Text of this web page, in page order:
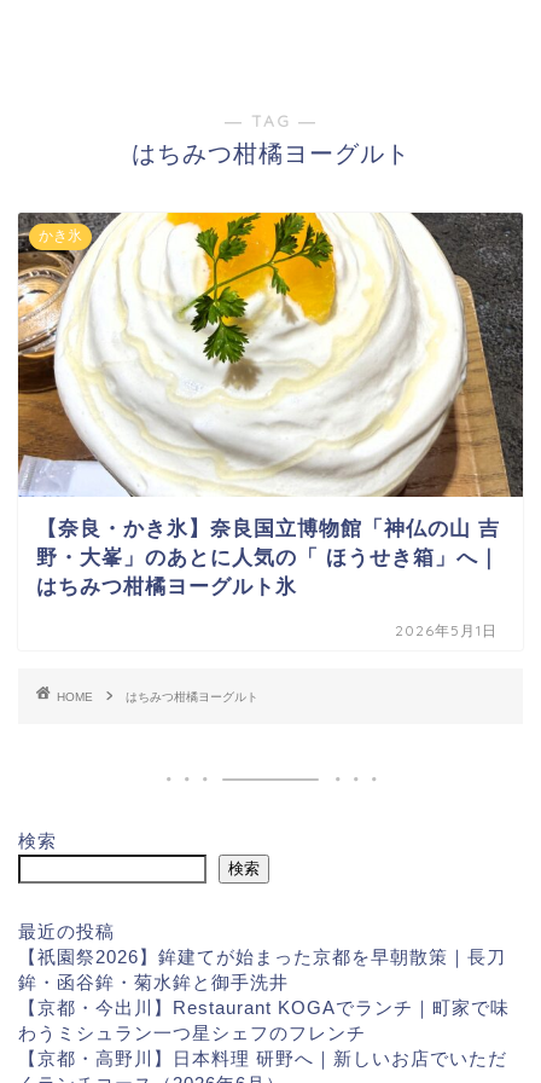
― TAG ―
はちみつ柑橘ヨーグルト
かき氷
【奈良・かき氷】奈良国立博物館「神仏の山 吉
野・大峯」のあとに人気の「 ほうせき箱」へ｜
はちみつ柑橘ヨーグルト氷
2026年5月1日
HOME はちみつ柑橘ヨーグルト
検索
検索
最近の投稿
【祇園祭2026】鉾建てが始まった京都を早朝散策｜長刀
鉾・函谷鉾・菊水鉾と御手洗井
【京都・今出川】Restaurant KOGAでランチ｜町家で味
わうミシュラン一つ星シェフのフレンチ
【京都・高野川】日本料理 研野へ｜新しいお店でいただ